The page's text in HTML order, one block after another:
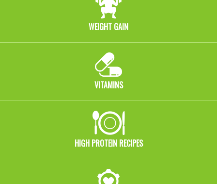
WEIGHT GAIN
VITAMINS
HIGH PROTEIN RECIPES